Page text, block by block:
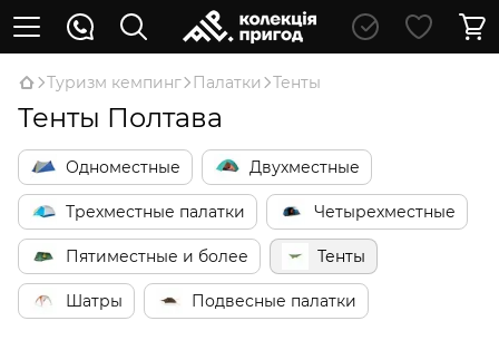
Туризм кемпинг Палатки Тенты
Тенты Полтава
Одноместные Двухместные
Трехместные палатки Четырехместные
Пятиместные и более Тенты
Шатры Подвесные палатки